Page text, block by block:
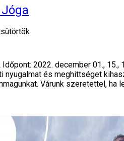
Időpont: 2022. december 01.,
nyugalmat és meghittséget
Várunk szeretettel, ha